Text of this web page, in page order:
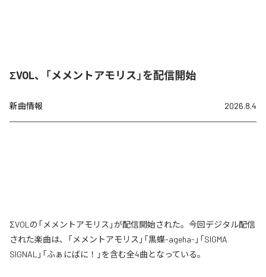
ΣVOL、「メメントアモリス」を配信開始
新曲情報 2026.8.4
ΣVOLの「メメントアモリス」が配信開始された。今回デジタル配信
された楽曲は、「メメントアモリス」「黒蝶-ageha-」「SIGMA
SIGNAL」「ふぁにばに！」を含む全4曲となっている。